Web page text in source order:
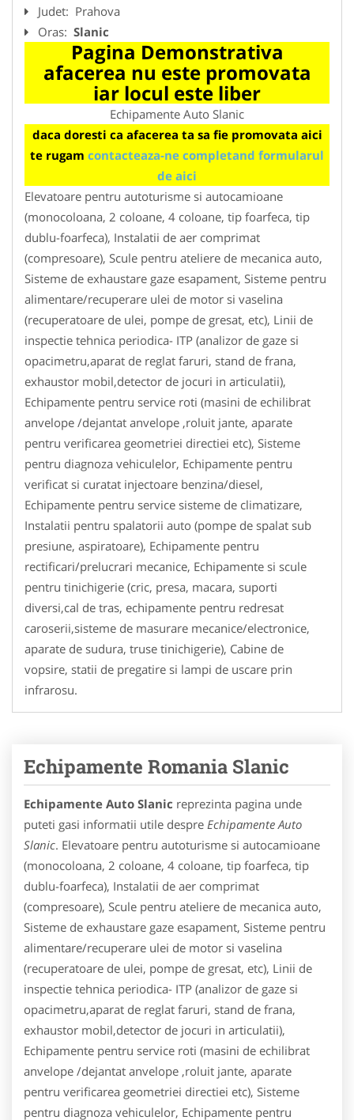
Judet: Prahova
Oras: Slanic
Pagina Demonstrativa
afacerea nu este promovata
iar locul este liber
Echipamente Auto Slanic
daca doresti ca afacerea ta sa fie promovata aici
te rugam contacteaza-ne completand formularul
de aici
Elevatoare pentru autoturisme si autocamioane
(monocoloana, 2 coloane, 4 coloane, tip foarfeca, tip
dublu-foarfeca), Instalatii de aer comprimat
(compresoare), Scule pentru ateliere de mecanica auto,
Sisteme de exhaustare gaze esapament, Sisteme pentru
alimentare/recuperare ulei de motor si vaselina
(recuperatoare de ulei, pompe de gresat, etc), Linii de
inspectie tehnica periodica- ITP (analizor de gaze si
opacimetru,aparat de reglat faruri, stand de frana,
exhaustor mobil,detector de jocuri in articulatii),
Echipamente pentru service roti (masini de echilibrat
anvelope /dejantat anvelope ,roluit jante, aparate
pentru verificarea geometriei directiei etc), Sisteme
pentru diagnoza vehiculelor, Echipamente pentru
verificat si curatat injectoare benzina/diesel,
Echipamente pentru service sisteme de climatizare,
Instalatii pentru spalatorii auto (pompe de spalat sub
presiune, aspiratoare), Echipamente pentru
rectificari/prelucrari mecanice, Echipamente si scule
pentru tinichigerie (cric, presa, macara, suporti
diversi,cal de tras, echipamente pentru redresat
caroserii,sisteme de masurare mecanice/electronice,
aparate de sudura, truse tinichigerie), Cabine de
vopsire, statii de pregatire si lampi de uscare prin
infrarosu.
Echipamente Romania Slanic
Echipamente Auto Slanic reprezinta pagina unde
puteti gasi informatii utile despre Echipamente Auto
Slanic. Elevatoare pentru autoturisme si autocamioane
(monocoloana, 2 coloane, 4 coloane, tip foarfeca, tip
dublu-foarfeca), Instalatii de aer comprimat
(compresoare), Scule pentru ateliere de mecanica auto,
Sisteme de exhaustare gaze esapament, Sisteme pentru
alimentare/recuperare ulei de motor si vaselina
(recuperatoare de ulei, pompe de gresat, etc), Linii de
inspectie tehnica periodica- ITP (analizor de gaze si
opacimetru,aparat de reglat faruri, stand de frana,
exhaustor mobil,detector de jocuri in articulatii),
Echipamente pentru service roti (masini de echilibrat
anvelope /dejantat anvelope ,roluit jante, aparate
pentru verificarea geometriei directiei etc), Sisteme
pentru diagnoza vehiculelor, Echipamente pentru